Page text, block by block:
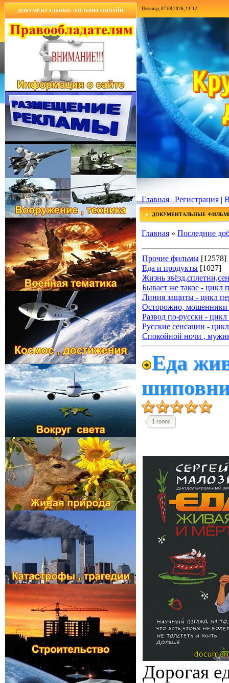
ДОКУМЕНТАЛЬНЫЕ ФИЛЬМЫ ОНЛАЙН Пятница, 07.08.2026, 11:12
Главная|Регистрация |
ДОКУМЕНТАЛЬНЫЕ
Главная » Последние
Прочие фильмы [12578]
Еда и продукты [1027]
Жизнь
Бывает же такое - цикл
Линия защиты - цикл
Осторожно, мошенники
Развод по-русски - цикл
Русские сенсации -
Спокойной ночи ,
Еда
1 голос
Дорогая